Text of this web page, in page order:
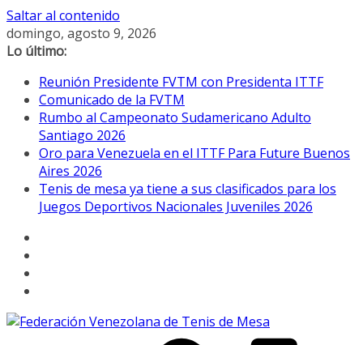
Saltar al contenido
domingo, agosto 9, 2026
Lo último:
Reunión Presidente FVTM con Presidenta ITTF
Comunicado de la FVTM
Rumbo al Campeonato Sudamericano Adulto
Santiago 2026
Oro para Venezuela en el ITTF Para Future Buenos
Aires 2026
Tenis de mesa ya tiene a sus clasificados para los
Juegos Deportivos Nacionales Juveniles 2026